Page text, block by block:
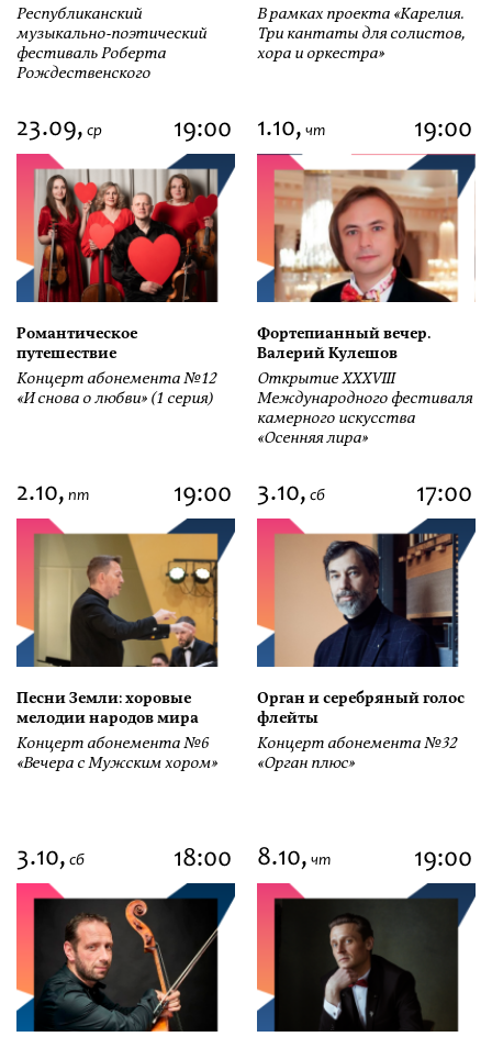
Республиканский
музыкально-поэтический
фестиваль Роберта
Рождественского
В рамках проекта «Карелия.
Три кантаты для солистов,
хора и оркестра»
23.09, ср 19:00
Романтическое
путешествие
Концерт абонемента №12
«И снова о любви» (1 серия)
1.10, чт 19:00
Фортепианный вечер.
Валерий Кулешов
Открытие ХХХVIII
Международного фестиваля
камерного искусства
«Осенняя лира»
2.10, пт 19:00
Песни Земли: хоровые
мелодии народов мира
Концерт абонемента №6
«Вечера с Мужским хором»
3.10, сб 17:00
Орган и серебряный голос
флейты
Концерт абонемента №32
«Орган плюс»
3.10, сб 18:00 8.10, чт 19:00